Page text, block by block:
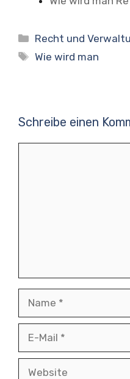
Kategorien
Recht und
Schlagwörter
Wie wird man
Schreibe einen